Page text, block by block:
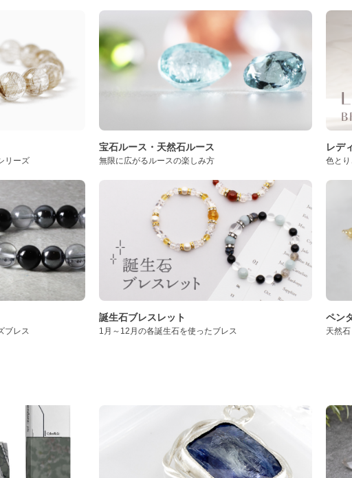
リーズ
宝石ルース・天然石ルース
無限に広がるルースの楽しみ方
レデ
色と
ブレス
誕生石ブレスレット
1月～12月の各誕生石を使ったブレス
ペン
天然